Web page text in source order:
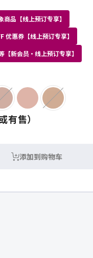
品【线上预订专享】
优惠券【线上预订专享】
新会员・线上预订专享】
有售）
添加到购物车